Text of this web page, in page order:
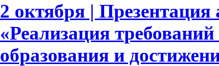
2 октября | Презентация
«Реализация
образования и